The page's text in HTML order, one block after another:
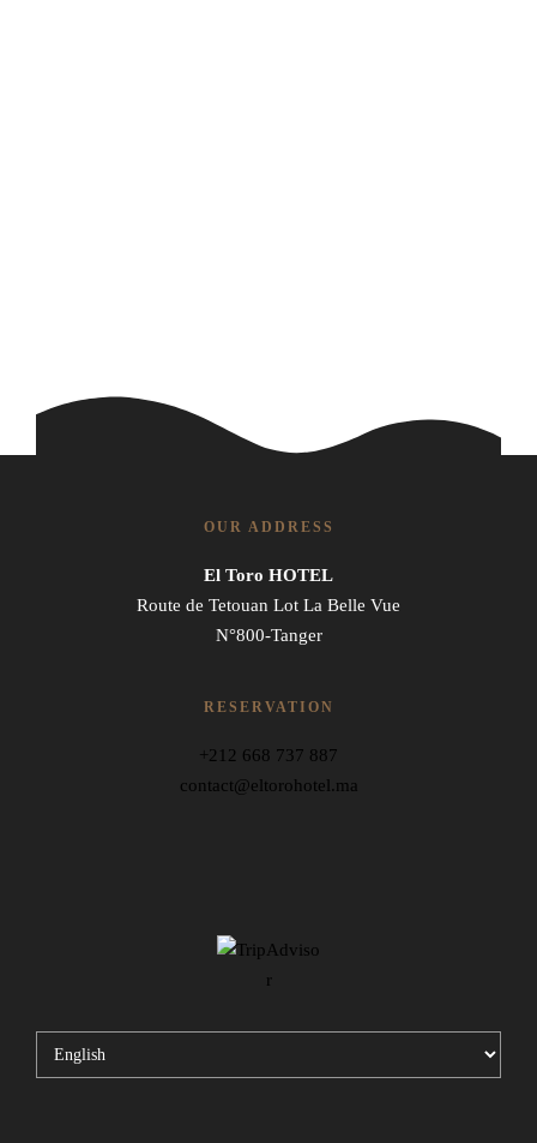
OUR ADDRESS
El Toro HOTEL
Route de Tetouan Lot La Belle Vue
N°800-Tanger
RESERVATION
+212 668 737 887
contact@eltorohotel.ma